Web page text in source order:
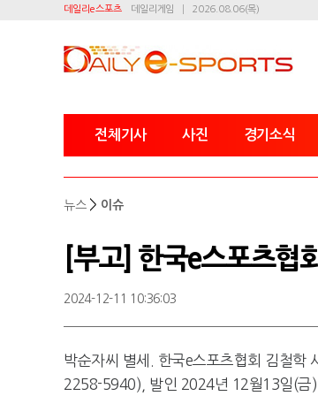
데일리e스포츠 데일리게임 2026.08.06(목)
전체기사 사진 경기소식
뉴스 > 이슈
[부고] 한국e스포츠협
2024-12-11 10:36:03
박순자씨 별세. 한국e스포츠협회 김철학
2258-5940), 발인 2024년 12월13일(금